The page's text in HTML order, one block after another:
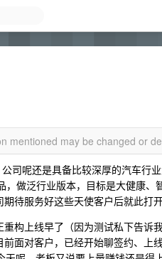
mentioned may be changed or
司呢还是具备比较深厚的汽车行
做泛行业版本，目标是大健康、
待服务好这些天使客户后就此打开
构上线早了（因为测试私下告诉
面对客户，已经开始聊签约、上